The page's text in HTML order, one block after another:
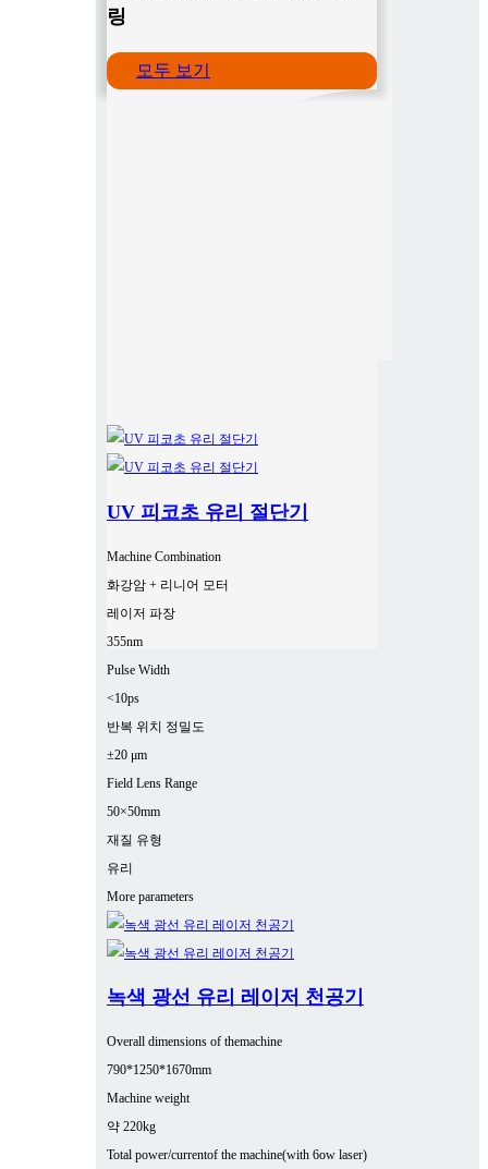
링
모두 보기
UV 피코초 유리 절단기
Machine Combination
화강암 + 리니어 모터
레이저 파장
355nm
Pulse Width
<10ps
반복 위치 정밀도
±20 μm
Field Lens Range
50×50mm
재질 유형
유리
More parameters
녹색 광선 유리 레이저 천공기
Overall dimensions of themachine
790*1250*1670mm
Machine weight
약 220kg
Total power/currentof the machine(with 6ow laser)